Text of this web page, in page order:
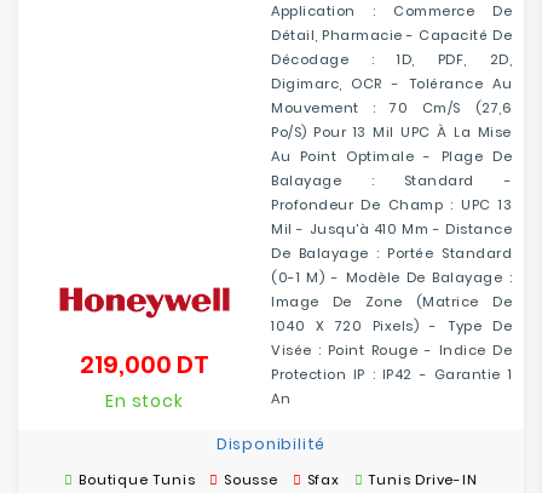
Application : Commerce De
Détail, Pharmacie - Capacité De
Décodage : 1D, PDF, 2D,
Digimarc, OCR - Tolérance Au
Mouvement : 70 Cm/s (27,6
Po/s) Pour 13 Mil UPC À La Mise
Au Point Optimale - Plage De
Balayage : Standard -
Profondeur De Champ : UPC 13
Mil - Jusqu'à 410 Mm - Distance
De Balayage : Portée Standard
(0-1 M) - Modèle De Balayage :
Image De Zone (matrice De
1040 X 720 Pixels) - Type De
Visée : Point Rouge - Indice De
Protection IP : IP42 - Garantie 1
An
219,000 DT
En stock
Disponibilité
Boutique Tunis Sousse Sfax Tunis Drive-IN